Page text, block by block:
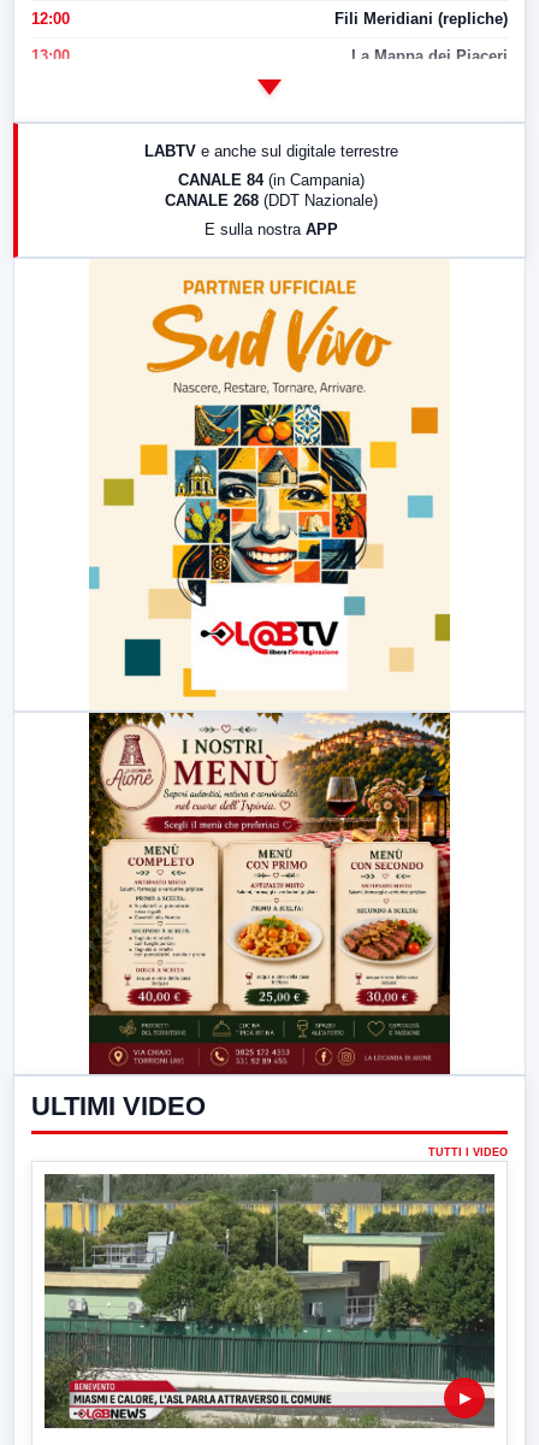
12:00 Fili Meridiani (repliche)
13:00 La Mappa dei Piaceri
LABTV e anche sul digitale terrestre
CANALE 84 (in Campania)
CANALE 268 (DDT Nazionale)
E sulla nostra APP
ULTIMI VIDEO
TUTTI I VIDEO
▶